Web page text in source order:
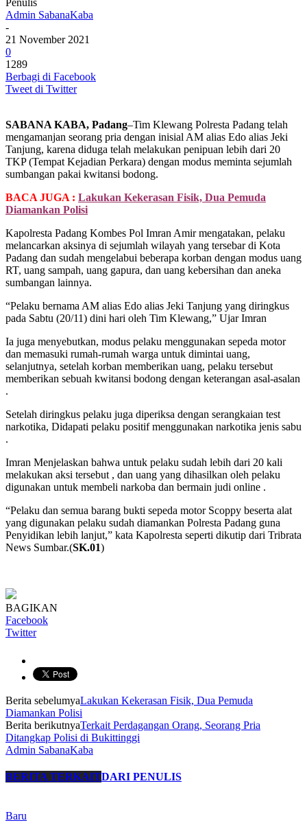
Admin SabanaKaba
-
21 November 2021
0
1289
Berbagi di Facebook
Tweet di Twitter
SABANA KABA, Padang–Tim Klewang Polresta Padang telah
mengamanjan seorang pria dengan inisial AM alias Edo alias Jeki
Tanjung, karena diduga telah melakukan penipuan lebih dari 20
TKP (Tempat Kejadian Perkara) dengan modus meminta sejumlah
sumbangan pakai kwitansi bodong.
BACA JUGA : Lakukan Kekerasan Fisik, Dua Pemuda
Diamankan Polisi
Kapolresta Padang Kombes Pol Imran Amir mengatakan, pelaku
melancarkan aksinya di sejumlah wilayah yang tersebar di Kota
Padang dan sudah mengelabui beberapa korban dengan modus uang
RT, uang sampah, uang gapura, dan uang kebersihan dan aneka
sumbangan lainnya.
“Pelaku bernama AM alias Edo alias Jeki Tanjung yang diringkus
pada Sabtu (20/11) dini hari oleh Tim Klewang,” Ujar Imran
Ia juga menyebutkan, modus pelaku menggunakan sepeda motor
dan memasuki rumah-rumah warga untuk dimintai uang,
selanjutnya, setelah korban memberikan uang, pelaku tersebut
memberikan sebuah kwitansi bodong dengan keterangan asal-asalan
.
Setelah diringkus pelaku juga diperiksa dengan serangkaian test
narkotika, Didapati pelaku positif menggunakan narkotika jenis sabu
.
Imran Menjelaskan bahwa untuk pelaku sudah lebih dari 20 kali
melakukan aksi tersebut , dan uang yang dihasilkan oleh pelaku
digunakan untuk membeli narkoba dan bermain judi online .
“Pelaku dan semua barang bukti sepeda motor Scoppy beserta alat
yang digunakan pelaku sudah diamankan Polresta Padang guna
Penyidikan lebih lanjut,” kata Kapolresta seperti dikutip dari Tribrata
News Sumbar.(SK.01)
BAGIKAN
Facebook
Twitter
Berita sebelumyaLakukan Kekerasan Fisik, Dua Pemuda
Diamankan Polisi
Berita berikutnyaTerkait Perdagangan Orang, Seorang Pria
Ditangkap Polisi di Bukittinggi
Admin SabanaKaba
BERITA TERKAITDARI PENULIS
Baru